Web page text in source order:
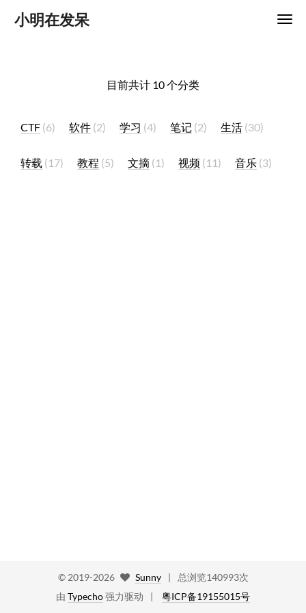
小明在发呆
目前共计 10 个分类
CTF 6 软件 2 学习 4 笔记 2 生活 30
转载 17 教程 5 文摘 1 视频 11 音乐 3
© 2019-2026 Sunny |
总浏览140993次
由 Typecho强力驱动 粤ICP备19155015号